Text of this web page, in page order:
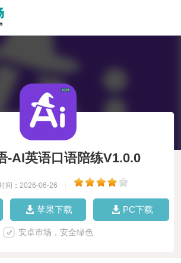
-AI英语口语陪练V1.0.0
间：2026-06-26
苹果下载 PC下载
安卓市场，安全绿色